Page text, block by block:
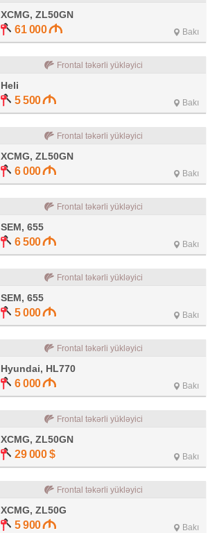
XCMG, ZL50GN
61 000 Bakı
Frontal təkərli yükləyici
Heli
5 500 Bakı
Frontal təkərli yükləyici
XCMG, ZL50GN
6 000 Bakı
Frontal təkərli yükləyici
SEM, 655
6 500 Bakı
Frontal təkərli yükləyici
SEM, 655
5 000 Bakı
Frontal təkərli yükləyici
Hyundai, HL770
6 000 Bakı
Frontal təkərli yükləyici
XCMG, ZL50GN
29 000 $ Bakı
Frontal təkərli yükləyici
XCMG, ZL50G
5 900 Bakı